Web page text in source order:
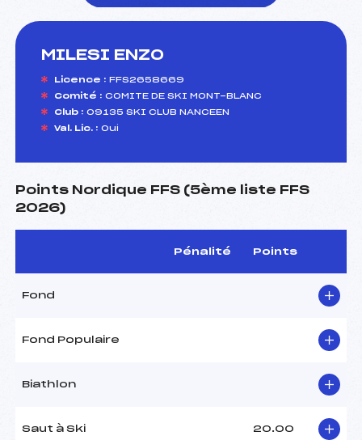
MILESI ENZO
Licence : FFS2658669
Comité : COMITE DE SKI MONT-BLANC
Club : 09135 SKI CLUB NANCEEN
Val. Lic. : Oui
Points Nordique FFS (5ème liste FFS
2026)
Pénalité Points
Fond
Fond Populaire
Biathlon
Saut à Ski 20.00